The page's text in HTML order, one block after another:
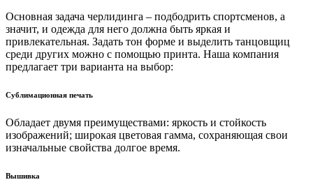
Основная задача черлидинга – подбодрить спортсменов, а
значит, и одежда для него должна быть яркая и
привлекательная. Задать тон форме и выделить танцовщиц
среди других можно с помощью принта. Наша компания
предлагает три варианта на выбор:
Сублимационная печать
Обладает двумя преимуществами: яркость и стойкость
изображений; широкая цветовая гамма, сохраняющая свои
изначальные свойства долгое время.
Вышивка